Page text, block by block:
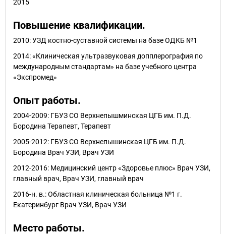
2015
Повышение квалификации.
2010: УЗД костно-суставной системы на базе ОДКБ №1
2014: «Клиническая ультразвуковая допплерография по
международным стандартам» на базе учебного центра
«Экспромед»
Опыт работы.
2004-2009: ГБУЗ СО Верхнепышминская ЦГБ им. П.Д.
Бородина Терапевт, Терапевт
2005-2012: ГБУЗ СО Верхнепышинская ЦГБ им. П.Д.
Бородина Врач УЗИ, Врач УЗИ
2012-2016: Медицинский центр «Здоровье плюс» Врач УЗИ,
главный врач, Врач УЗИ, главный врач
2016-н. в.: Областная клиническая больница №1 г.
Екатеринбург Врач УЗИ, Врач УЗИ
Место работы.